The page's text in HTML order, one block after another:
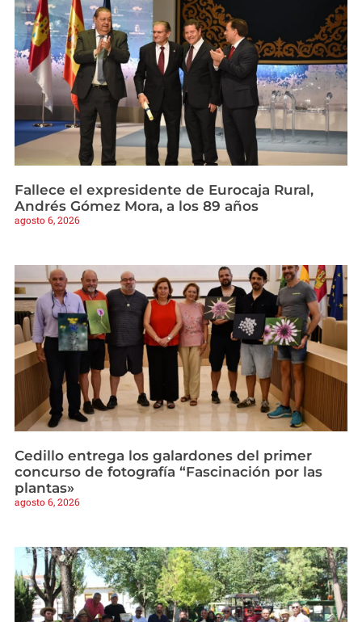
Fallece el expresidente de Eurocaja Rural,
Andrés Gómez Mora, a los 89 años
agosto 6, 2026
Cedillo entrega los galardones del primer
concurso de fotografía “Fascinación por las
plantas»
agosto 6, 2026